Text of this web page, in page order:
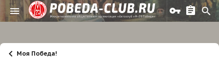
Моя Победа!